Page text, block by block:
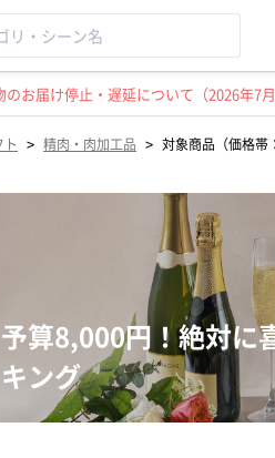
お届け停止・遅延について（2026年7月
> 精肉・肉加工品 > 対象商品（価格帯
予算8,000円！絶対に
キング